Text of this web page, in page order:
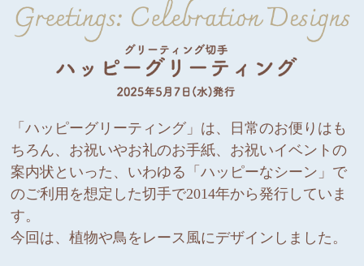
「ハッピーグリーティング」は、日常のお便りはも
ちろん、 お祝いやお礼のお手紙、お祝いイベントの
案内状といった、 いわゆる「ハッピーなシーン」で
のご利用を想定した切手で2014年から発行していま
す。
今回は、植物や鳥をレース風にデザインしました。